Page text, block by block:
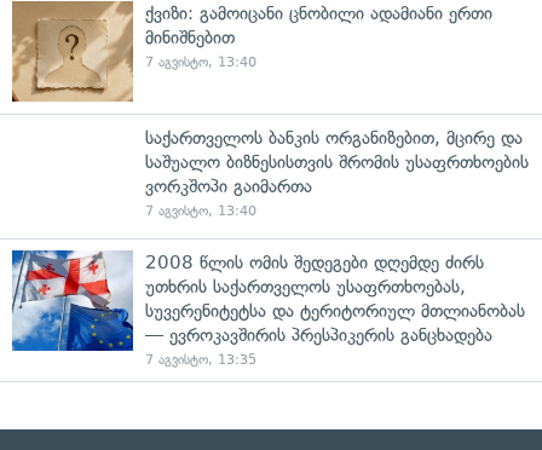
ქვიზი: გამოიცანი ცნობილი ადამიანი ერთი
მინიშნებით
7 აგვისტო, 13:40
საქართველოს ბანკის ორგანიზებით, მცირე და
საშუალო ბიზნესისთვის შრომის უსაფრთხოების
ვორკშოპი გაიმართა
7 აგვისტო, 13:40
2008 წლის ომის შედეგები დღემდე ძირს
უთხრის საქართველოს უსაფრთხოებას,
სუვერენიტეტსა და ტერიტორიულ მთლიანობას
— ევროკავშირის პრესპიკერის განცხადება
7 აგვისტო, 13:35